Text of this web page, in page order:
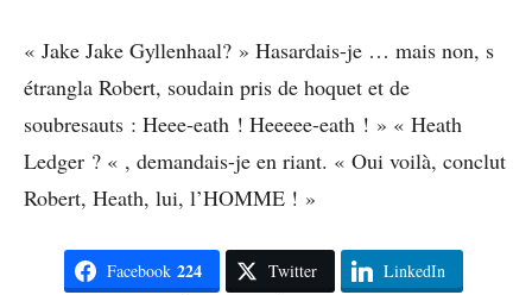
« Jake Jake Gyllenhaal? » Hasardais-je … mais non, s
étrangla Robert, soudain pris de hoquet et de
soubresauts : Heee-eath ! Heeeee-eath ! » « Heath
Ledger ? « , demandais-je en riant. « Oui voilà, conclut
Robert, Heath, lui, l’HOMME ! »
Facebook 224 Twitter LinkedIn